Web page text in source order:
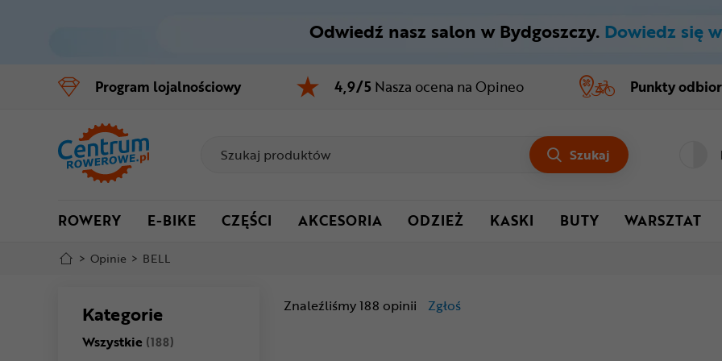
Menu główne
Stopka
Mapa strony
Odwiedź nasz salon w Bydgoszczy. Dowiedz się
Program lojalnościowy 4,9/5 Nasza ocena na Opineo Punkty
Szukaj
ROWERY E-BIKE CZĘŚCI AKCESORIA ODZIEŻ KASKI BUTY WARSZTAT
> Opinie > BELL
Kategorie
Wszystkie (188)
Znaleźliśmy188 opinii
Zgłoś